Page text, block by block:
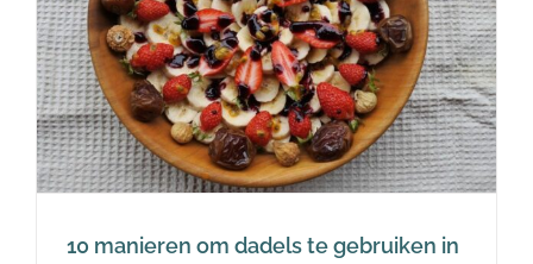
10 manieren om dadels te gebruiken in